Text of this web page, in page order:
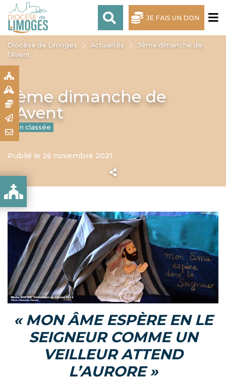
JE FAIS UN DON
Diocèse de Limoges Actualités
3ème dimanche de
l’Avent
3ème dimanche de
l’Avent
Non classée
Publié le 26 novembre 2021
« MONÂME ESPÈRE EN LE
SEIGNEUR COMME UN
VEILLEUR ATTEND
L’AURORE »